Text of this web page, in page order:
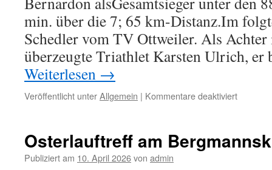
min. über die 7; 65 km-Distanz.Im
Schedler vom TV Ottweiler. Als
überzeugte Triathlet Karsten Ulrich,
Weiterlesen →
Veröffentlicht unterAllgemein | Kommentare deaktiviertfür
Osterlauftreff am
Publiziert am 10. April 2026von admin